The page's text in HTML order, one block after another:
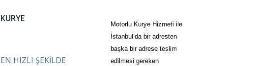
KURYE
EN HIZLI ŞEKİLDE
Motorlu Kurye Hizmeti ile
İstanbul’da bir adresten
başka bir adrese teslim
edilmesi gereken